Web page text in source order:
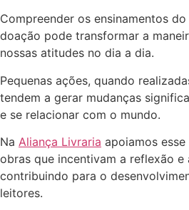
Compreender os ensinamentos
doação pode transformar a
nossas atitudes no dia a dia.
Pequenas ações, quando
tendem a gerar mudanças
e se relacionar com o mundo.
Na Aliança Livraria apoiamos
obras que incentivam a reflexão
contribuindo para o
leitores.